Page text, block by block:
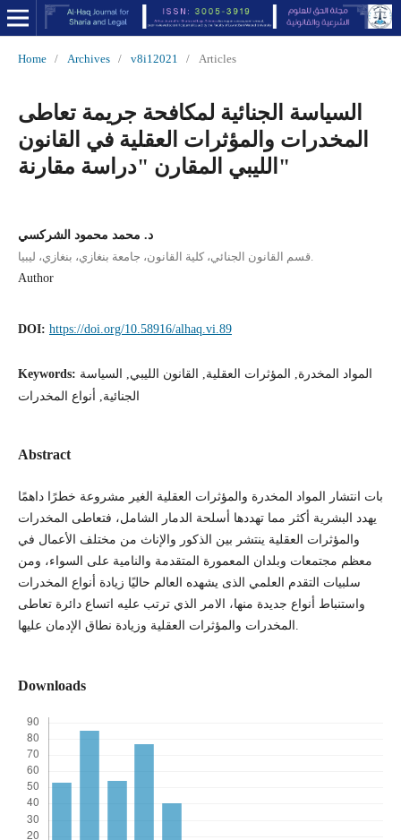
Home / Archives / v8i12021 / Articles
السياسة الجنائية لمكافحة جريمة تعاطى
المخدرات والمؤثرات العقلية في القانون
الليبي المقارن "دراسة مقارنة"
د. محمد محمود الشركسي
قسم القانون الجنائي، كلية القانون، جامعة بنغازي، بنغازي، ليبيا.
Author
DOI: https://doi.org/10.58916/alhaq.vi.89
Keywords: المواد المخدرة, المؤثرات العقلية, القانون الليبي, السياسة
الجنائية, أنواع المخدرات
Abstract
بات انتشار المواد المخدرة والمؤثرات العقلية الغير مشروعة خطرًا داهمًا
يهدد البشرية أكثر مما تهددها أسلحة الدمار الشامل، فتعاطى المخدرات
والمؤثرات العقلية ينتشر بين الذكور والإناث من مختلف الأعمال في
معظم مجتمعات وبلدان المعمورة المتقدمة والنامية على السواء، ومن
سلبيات التقدم العلمي الذى يشهده العالم حاليًا زيادة أنواع المخدرات
واستنباط أنواع جديدة منها، الامر الذي ترتب عليه اتساع دائرة تعاطى
المخدرات والمؤثرات العقلية وزيادة نطاق الإدمان عليها.
Downloads